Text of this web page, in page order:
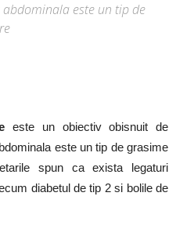
este un tip de
este un obiectiv obisnuit de
este un tip de grasime
spun ca exista legaturi
diabetul de tip 2 si bolile de